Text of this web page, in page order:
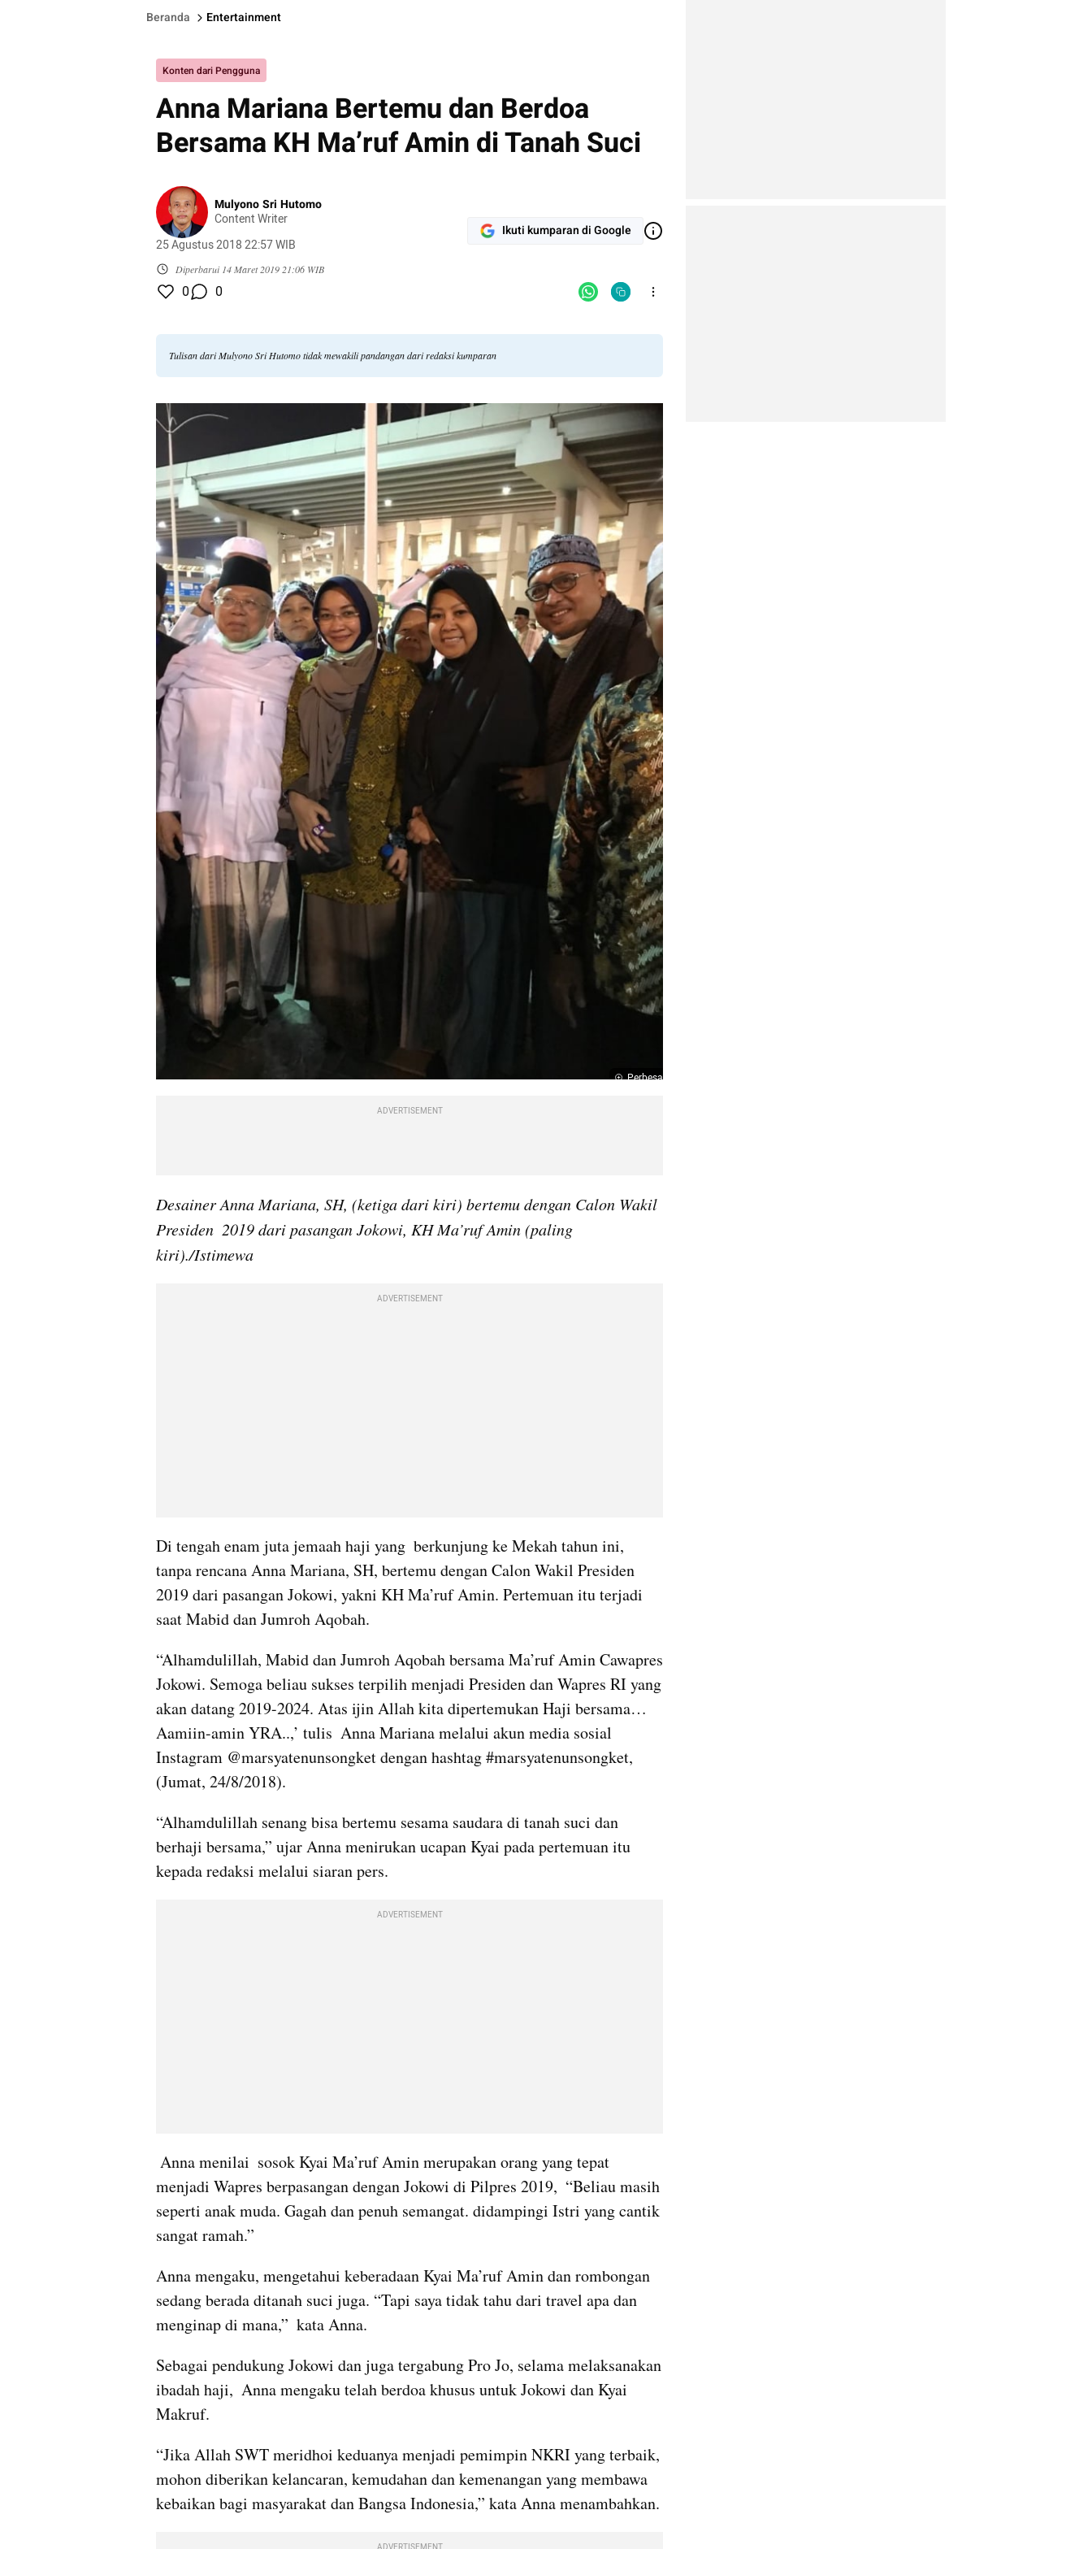
Beranda Entertainment
Konten dari Pengguna
Anna Mariana Bertemu dan Berdoa
Bersama KH Ma’ruf Amin di Tanah Suci
Mulyono Sri Hutomo
Content Writer
25 Agustus 2018 22:57 WIB
Diperbarui 14 Maret 2019 21:06 WIB
Ikuti kumparan di Google
0 0
Tulisan dari Mulyono Sri Hutomo tidak mewakili pandangan dari redaksi kumparan
Perbesar
ADVERTISEMENT
Desainer Anna Mariana, SH, (ketiga dari kiri) bertemu dengan Calon Wakil
Presiden  2019 dari pasangan Jokowi, KH Ma’ruf Amin (paling
kiri)./Istimewa
ADVERTISEMENT
Di tengah enam juta jemaah haji yang  berkunjung ke Mekah tahun ini,
tanpa rencana Anna Mariana, SH, bertemu dengan Calon Wakil Presiden
2019 dari pasangan Jokowi, yakni KH Ma’ruf Amin. Pertemuan itu terjadi
saat Mabid dan Jumroh Aqobah.
“Alhamdulillah, Mabid dan Jumroh Aqobah bersama Ma’ruf Amin Cawapres
Jokowi. Semoga beliau sukses terpilih menjadi Presiden dan Wapres RI yang
akan datang 2019-2024. Atas ijin Allah kita dipertemukan Haji bersama…
Aamiin-amin YRA..,’ tulis  Anna Mariana melalui akun media sosial
Instagram @marsyatenunsongket dengan hashtag #marsyatenunsongket,
(Jumat, 24/8/2018).
“Alhamdulillah senang bisa bertemu sesama saudara di tanah suci dan
berhaji bersama,” ujar Anna menirukan ucapan Kyai pada pertemuan itu
kepada redaksi melalui siaran pers.
ADVERTISEMENT
menjadi Wapres berpasangan dengan Jokowi di Pilpres 2019,  “Beliau masih
seperti anak muda. Gagah dan penuh semangat. didampingi Istri yang cantik
sangat ramah.”
Anna mengaku, mengetahui keberadaan Kyai Ma’ruf Amin dan rombongan
sedang berada ditanah suci juga. “Tapi saya tidak tahu dari travel apa dan
menginap di mana,”  kata Anna.
Sebagai pendukung Jokowi dan juga tergabung Pro Jo, selama melaksanakan
ibadah haji,  Anna mengaku telah berdoa khusus untuk Jokowi dan Kyai
Makruf.
“Jika Allah SWT meridhoi keduanya menjadi pemimpin NKRI yang terbaik,
mohon diberikan kelancaran, kemudahan dan kemenangan yang membawa
kebaikan bagi masyarakat dan Bangsa Indonesia,” kata Anna menambahkan.